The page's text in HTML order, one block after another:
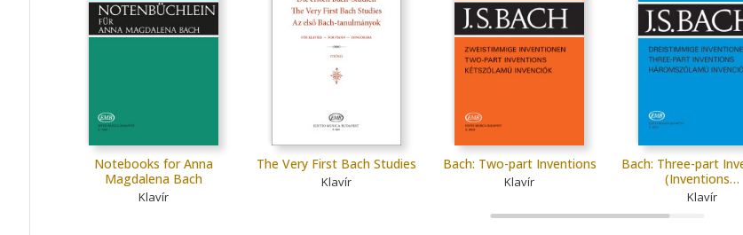
Notebooks for Anna
Magdalena Bach
Klavír
The Very First Bach Studies
Klavír
Bach: Two-part Inventions
Klavír
Bach: Three-part
(Inventions…
Klavír